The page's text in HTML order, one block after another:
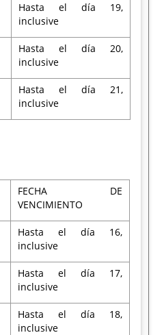
Hasta el día 19,
inclusive
Hasta el día 20,
inclusive
Hasta el día 21,
inclusive
FECHA DE
VENCIMIENTO
Hasta el día 16,
inclusive
Hasta el día 17,
inclusive
Hasta el día 18,
inclusive